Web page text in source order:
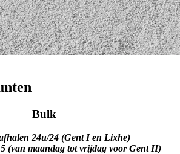
Bulk
24u/24 (Gent I en Lixhe)
(van maandag tot vrijdag voor Gent II)